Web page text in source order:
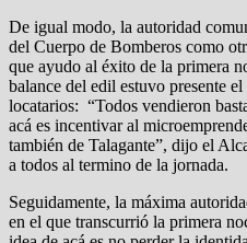
De igual modo, la autoridad
del Cuerpo de Bomberos como
que ayudo al éxito de la primera
balance del edil estuvo presente
locatarios: “Todos vendieron
acá es incentivar al
también de Talagante”, dijo el
a todos al termino de la jornada.
Seguidamente, la máxima
en el que transcurrió la primera